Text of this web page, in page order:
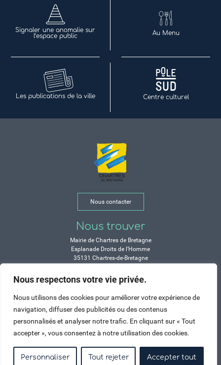
Nous respectons votre vie privée.
Nous utilisons des cookies pour améliorer votre expérience de
navigation, diffuser des publicités ou des contenus
personnalisés et analyser notre trafic. En cliquant sur « Tout
accepter », vous consentez à notre utilisation des cookies.
Personnaliser Tout rejeter Accepter tout
Signaler une anomalie sur
l’espace public
Au Menu
Les publications de la ville Centre culturel
Nous contacter
Nous trouver
Mairie de Chartres de Bretagne
Esplanade Droits de l’Homme
35131 Chartres-de-Bretagne
Horaires
Durant les congés d’été :
de 9h à 12h et de 14h à 17h
Jeudi : de 9h à 12h et de 15h à 17h